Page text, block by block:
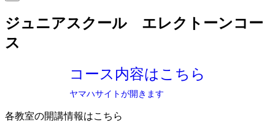
ジュニアスクール エレクトーンコー
ス
コース内容はこちら
ヤマハサイトが開きます
各教室の開講情報はこちら